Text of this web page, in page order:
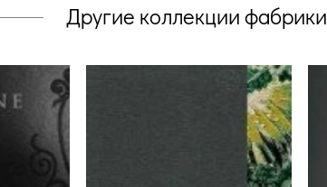
Другие коллекции фабрики